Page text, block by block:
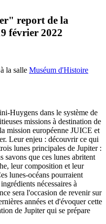
report de la
février 2022
la salle Muséum d'Histoire
Huygens dans le système de
missions à destination de
mission européenne JUICE et
Leur enjeu : découvrir ce qui
lunes principales de Jupiter :
que ces lunes abritent
leur composition et leur
lunes-océans pourraient
nécessaires à
sera l'occasion de revenir sur
années et d'évoquer cette
de Jupiter qui se prépare